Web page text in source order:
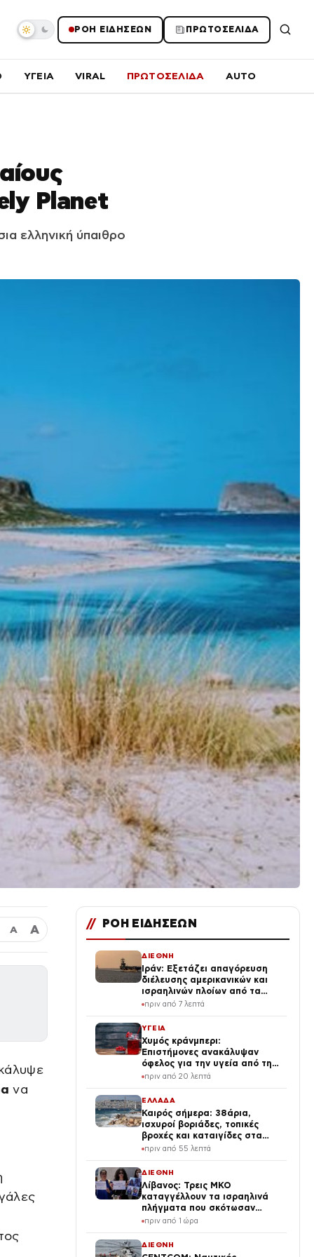
ΡΟΗ ΕΙΔΗΣΕΩΝ ΠΡΩΤΟΣΕΛΙΔΑ
ΥΓΕΙΑ VIRAL ΠΡΩΤΟΣΕΛΙΔΑ AUTO
Planet
ελληνική ύπαιθρο
Α Α
να
// ΡΟΗ ΕΙΔΗΣΕΩΝ
ΔΙΕΘΝΗ
Ιράν: Εξετάζει απαγόρευση
διέλευσης αμερικανικών και
ισραηλινών πλοίων από τα
Στενά του Ορμούζ
πριν από 7 λεπτά
ΥΓΕΙΑ
Χυμός κράνμπερι:
Επιστήμονες ανακάλυψαν
όφελος για την υγεία από την
κατανάλωσή του
πριν από 20 λεπτά
ΕΛΛΑΔΑ
Καιρός σήμερα: 38άρια,
ισχυροί βοριάδες, τοπικές
βροχές και καταιγίδες στα
ηπειρωτικά
πριν από 55 λεπτά
ΔΙΕΘΝΗ
Λίβανος: Τρεις ΜΚΟ
καταγγέλλουν τα ισραηλινά
πλήγματα που σκότωσαν
δημοσιογράφο ως «έγκλημα
πριν από 1 ώρα
ΔΙΕΘΝΗ